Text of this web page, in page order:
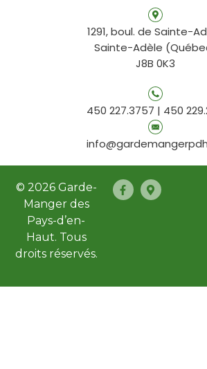
1291, boul. de Sainte-
Sainte-Adèle
J8B 0K3
450 227.3757 | 450
© 2026 Garde-
Manger des
Pays-d’en-
Haut. Tous
droits réservés.